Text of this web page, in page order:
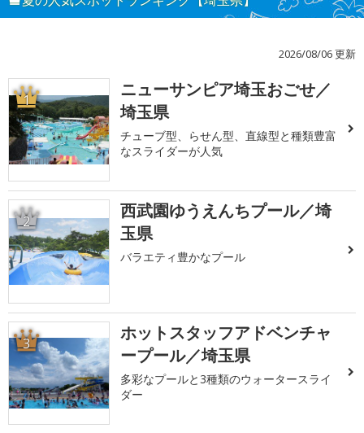
2026/08/06 更新
1
ニューサンピア埼玉おごせ／
埼玉県
チューブ型、らせん型、直線型と種類豊富
なスライダーが人気
2
西武園ゆうえんちプール／埼
玉県
バラエティ豊かなプール
3
ホットスタッフアドベンチャ
ープール／埼玉県
多彩なプールと3種類のウォータースライ
ダー